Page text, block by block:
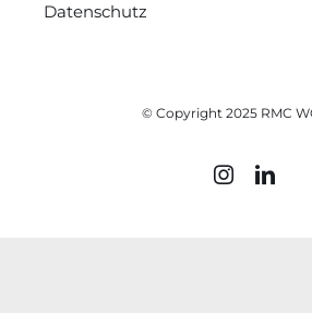
Datenschutz
© Copyright 2025 RMC